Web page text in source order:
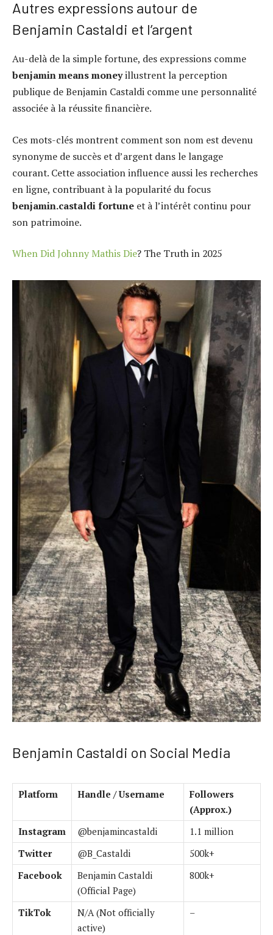
Autres expressions autour de
Benjamin Castaldi et l’argent
Au-delà de la simple fortune, des expressions comme
benjamin means moneyillustrent la perception
publique de Benjamin Castaldi comme une personnalité
associée à la réussite financière.
Ces mots-clés montrent comment son nom est devenu
synonyme de succès et d’argent dans le langage
courant. Cette association influence aussi les recherches
en ligne, contribuant à la popularité du focus
benjamin.castaldi fortune et à l’intérêt continu pour
son patrimoine.
When Did Johnny Mathis Die? The Truth in 2025
Benjamin Castaldi on Social Media
Platform Handle / Username
Followers
(Approx.)
Instagram
@benjamincastaldi
1.1 million
Twitter
@B_Castaldi
500k+
Facebook
Benjamin Castaldi
(Official Page)
800k+
TikTok
N/A (Not officially
active)
–